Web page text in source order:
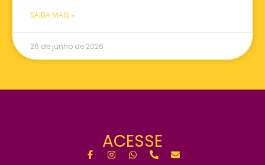
SAIBA MAIS »
26 de junho de 2026
ACESSE